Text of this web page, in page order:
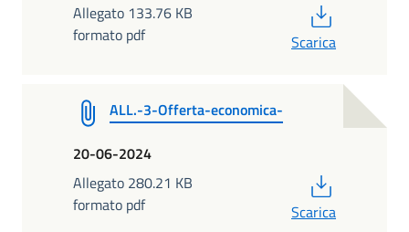
Allegato 133.76 KB
formato pdf
Scarica
ALL.-3-Offerta-economica-
20-06-2024
Allegato 280.21 KB
formato pdf
Scarica